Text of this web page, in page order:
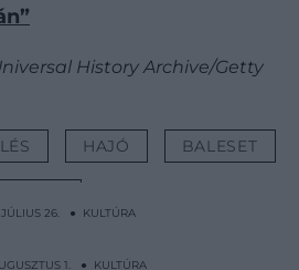
History Archive/Getty
HAJÓ BALESET
26. ● KULTÚRA
erőszakkal kényszerítette
1. ● KULTÚRA